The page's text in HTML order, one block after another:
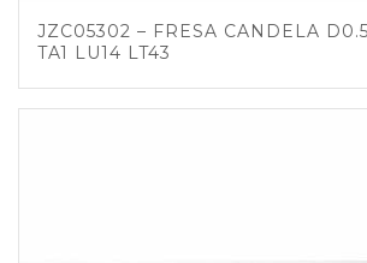
JZC05302 – FRESA CANDELA
TA1 LU14 LT43